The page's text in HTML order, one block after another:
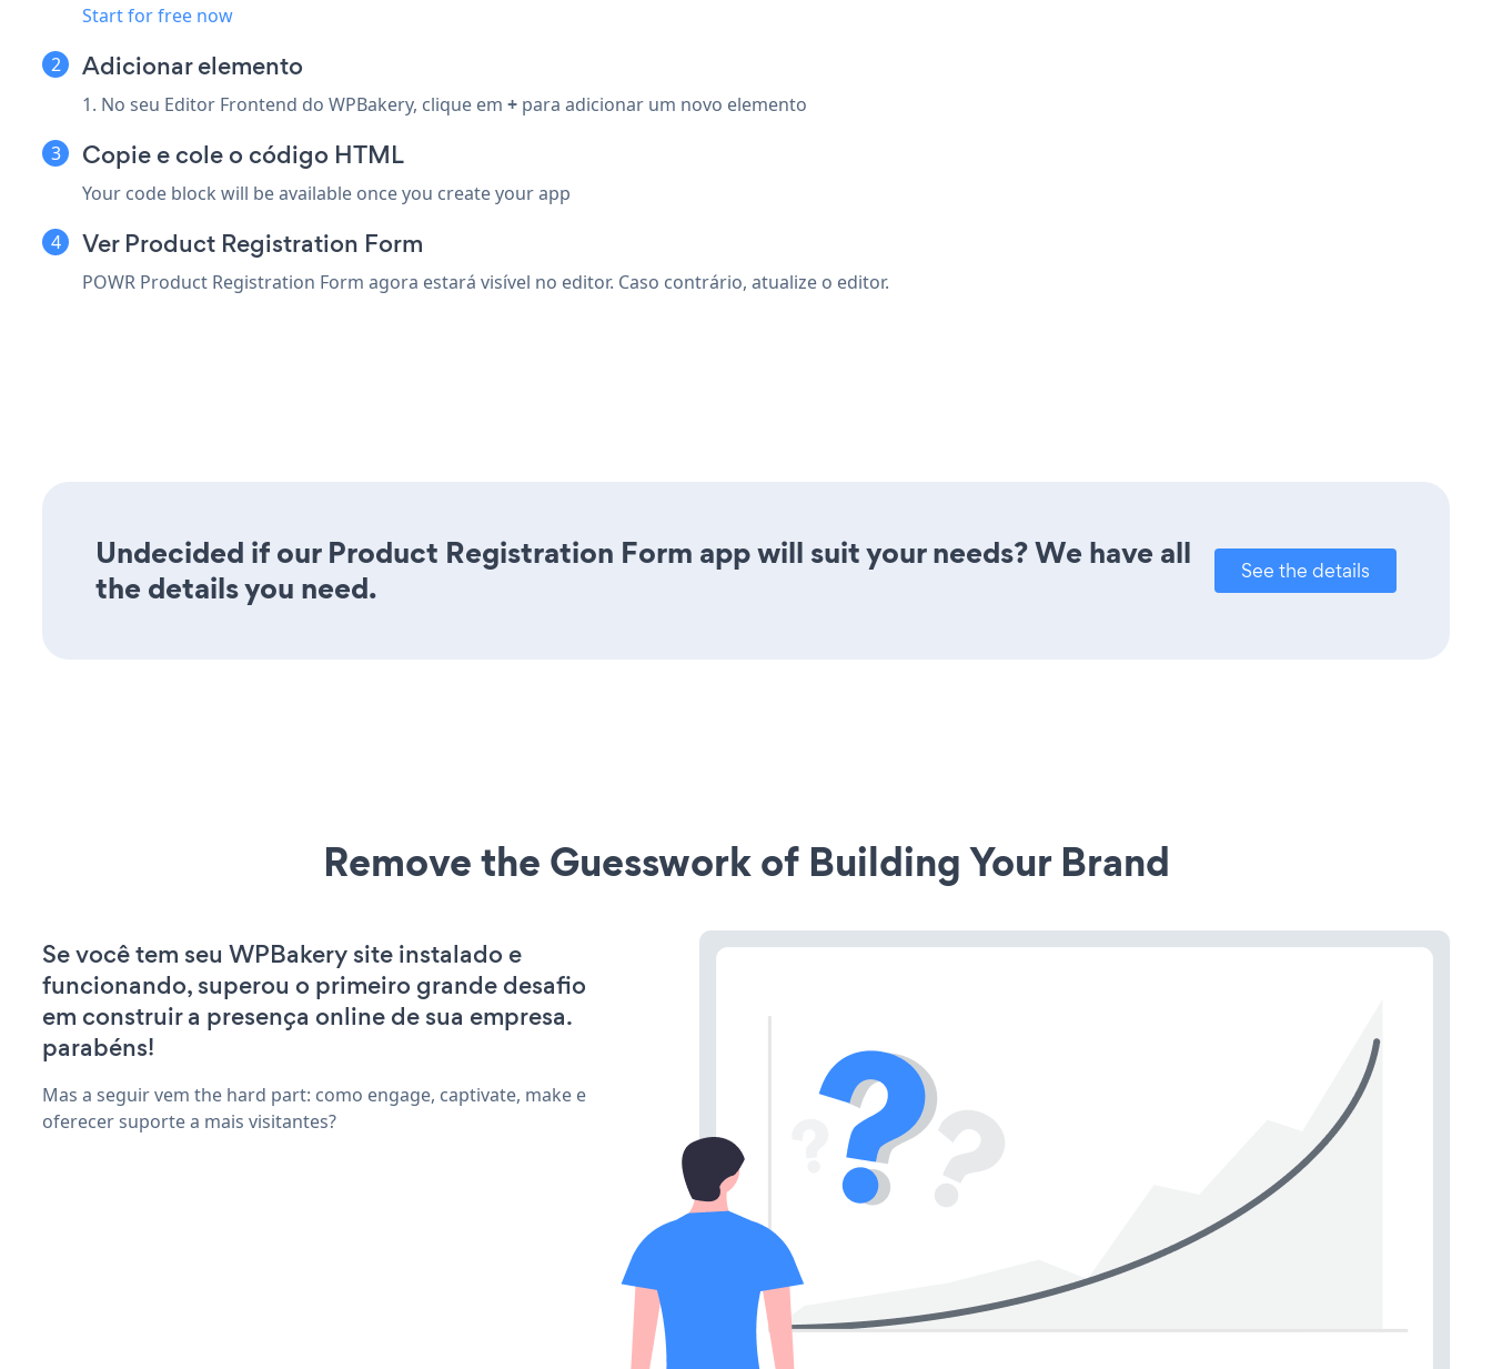
Start for free now
Adicionar elemento
1. No seu Editor Frontend do WPBakery, clique em + para adicionar um novo elemento
Copie e cole o código HTML
Your code block will be available once you create your app
Ver Product Registration Form
POWR Product Registration Form agora estará visível no editor. Caso contrário, atualize o editor.
Undecided if our Product Registration Form app will suit your needs? We have all
the details you need.
See the details
Remove the Guesswork of Building Your Brand
Se você tem seu WPBakery site instalado e
funcionando, superou o primeiro grande desafio
em construir a presença online de sua empresa.
parabéns!
Mas a seguir vem the hard part: como engage, captivate, make e
oferecer suporte a mais visitantes?